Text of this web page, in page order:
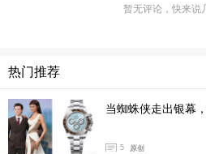
暂无评论，快来说
热门推荐
当蜘蛛侠走出银幕
5 原创